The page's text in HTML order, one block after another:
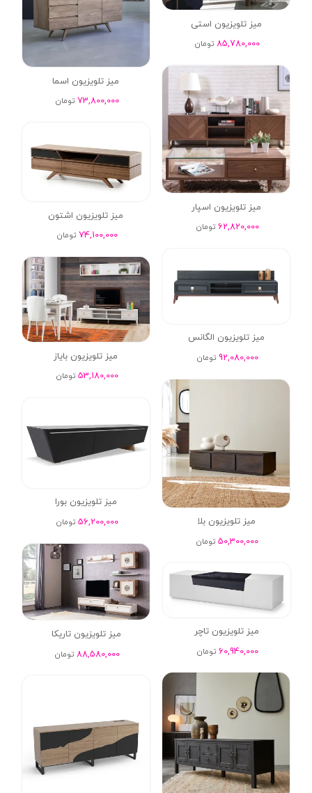
میز تلویزیون استی
85,780,000 تومان
میز تلویزیون اسما
73,800,000 تومان
میز تلویزیون اسپار
62,820,000 تومان
میز تلویزیون اشتون
74,100,000 تومان
میز تلویزیون الگانس
92,080,000 تومان
میز تلویزیون بایاز
53,180,000 تومان
میز تلویزیون بلا
50,300,000 تومان
میز تلویزیون بورا
56,200,000 تومان
میز تلویزیون تاریکا
88,580,000 تومان
میز تلویزیون تاچر
60,940,000 تومان